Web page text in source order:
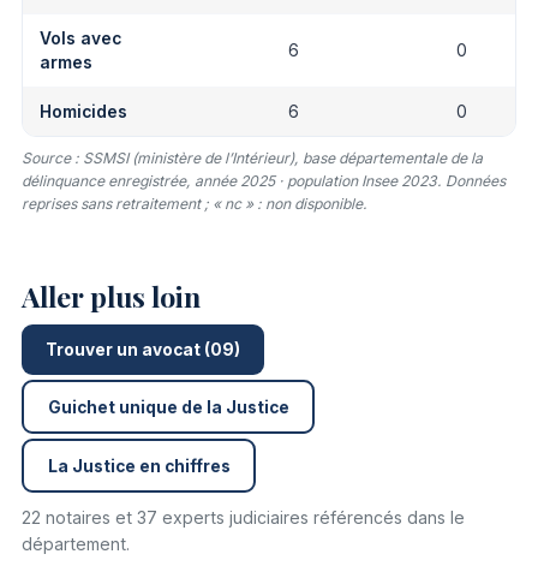
Vols avec
armes
6 0
Homicides 6 0
Source : SSMSI (ministère de l’Intérieur), base départementale de la
délinquance enregistrée, année 2025 · population Insee 2023. Données
reprises sans retraitement ; « nc » : non disponible.
Aller plus loin
Trouver un avocat (09)
Guichet unique de la Justice
La Justice en chiffres
22 notaires et 37 experts judiciaires référencés dans le
département.